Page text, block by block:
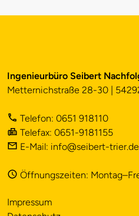
Ingenieurbüro Seibert
Metternichstraße 28-30 |
Telefon: 0651 918110
Telefax: 0651-9181155
E-Mail: info@seibert-trier.de
Öffnungszeiten:
Impressum